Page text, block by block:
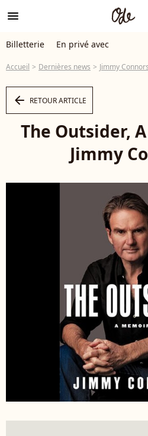
menu
Billetterie En privé avec
Accueil Dernières news Jimmy Connors :
arrow_left RETOUR ARTICLE
The Outsider,
Jimmy